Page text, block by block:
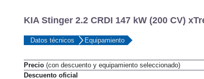
KIA Stinger 2.2 CRDI 147 kW (200 CV)
Precio(con descuento y equipamiento seleccionado)